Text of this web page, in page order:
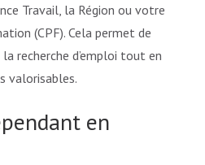
Travail, la Région ou votre
(CPF). Cela permet de
recherche d’emploi tout en
valorisables.
en